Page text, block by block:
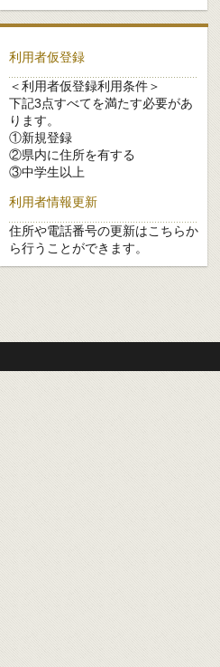
利用者仮登録
＜利用者仮登録利用条件＞
下記3点すべてを満たす必要があ
ります。
①新規登録
②県内に住所を有する
③中学生以上
利用者情報更新
住所や電話番号の更新はこちらか
ら行うことができます。